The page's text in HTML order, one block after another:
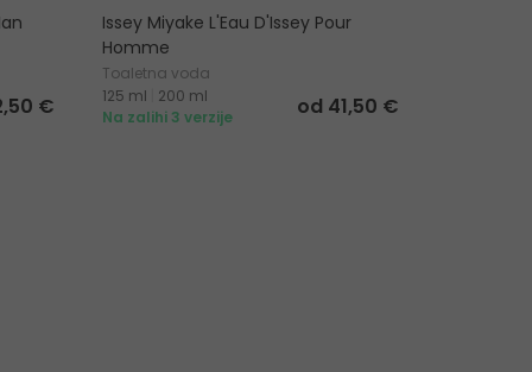
€
Issey Miyake L'Eau D'Issey Pour
Homme
Toaletna voda
125 ml
200 ml
Na zalihi 3 verzije
od 41,50 €